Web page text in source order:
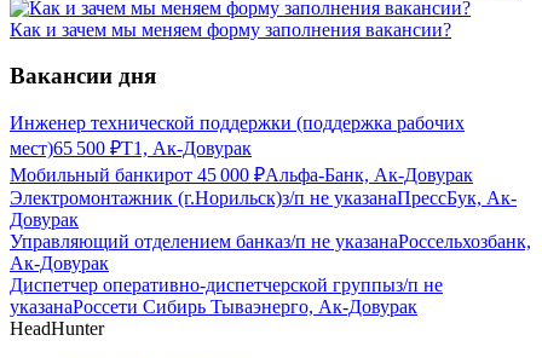
Как и зачем мы меняем форму заполнения вакансии?
Вакансии дня
Инженер технической поддержки (поддержка рабочих
мест)65 500 ₽Т1, Ак-Довурак
Мобильный банкирот 45 000 ₽Альфа-Банк, Ак-Довурак
Электромонтажник (г.Норильск)з/п не указанаПрессБук, Ак-
Довурак
Управляющий отделением банказ/п не указанаРоссельхозбанк,
Ак-Довурак
Диспетчер оперативно-диспетчерской группыз/п не
указанаРоссети Сибирь Тываэнерго, Ак-Довурак
HeadHunter